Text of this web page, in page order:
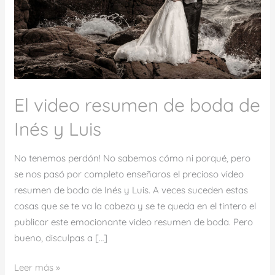
El video resumen de boda de
Inés y Luis
No tenemos perdón! No sabemos cómo ni porqué, pero
se nos pasó por completo enseñaros el precioso video
resumen de boda de Inés y Luis. A veces suceden estas
cosas que se te va la cabeza y se te queda en el tintero el
publicar este emocionante video resumen de boda. Pero
bueno, disculpas a […]
Inés
y
Luis
Leer más »